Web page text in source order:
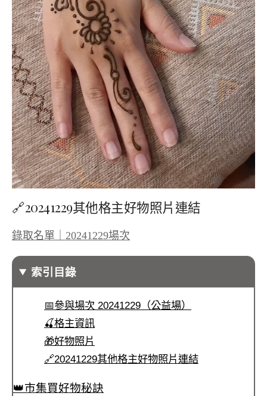
🔗20241229其他格主好物照片連結
錄取名單｜20241229場次
索引目錄
📅參與場次 20241229（公益場）
🍒格主資訊
🎁好物照片
🔗20241229其他格主好物照片連結
👑市集買好物秘訣